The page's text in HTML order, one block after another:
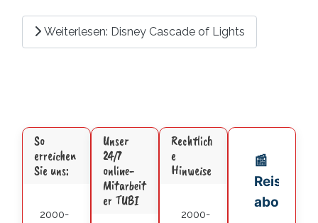
Weiterlesen: Disney Cascade of Lights
So
erreichen
Sie uns:
2000-
Unser
24/7
online-
Mitarbeit
er TUBI
Rechtlich
e
Hinweise
2000-